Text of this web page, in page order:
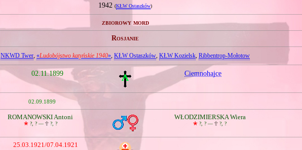
1942 (KŁW Ostaszków)
zbiorowy mord
Rosjanie
NKWD Twer, «Ludobójstwo katyńskie 1940», KŁW Ostaszków, KŁW Kozielsk, Ribbentrop‐Mołotow
02.11.1899 Ciemnohajce
02.09.1899
ROMANOWSKI Antoni
🞲?, ? — 🕆?, ?
WŁODZIMIERSKA Wiera
🞲 ?, ? —🕆 ?, ?
25.03.1921/07.04.1921